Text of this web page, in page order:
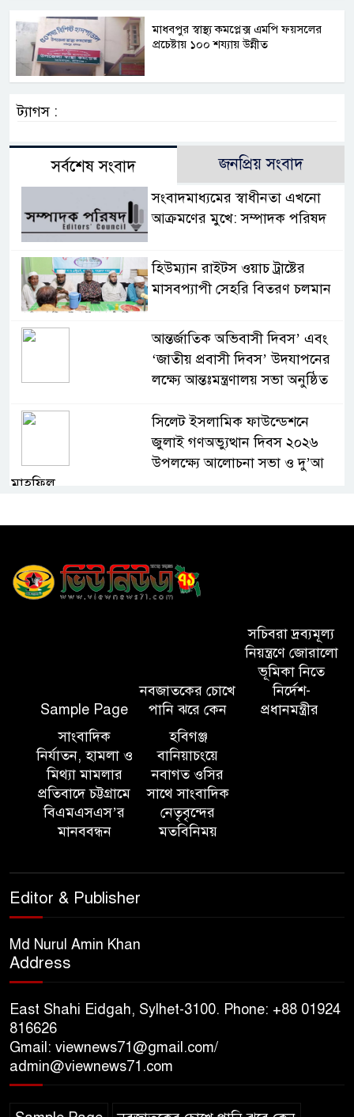
মাধবপুর স্বাস্থ্য কমপ্লেক্স এমপি ফয়সলের
প্রচেষ্টায় ১০০ শয্যায় উন্নীত
ট্যাগস :
সর্বশেষ সংবাদ জনপ্রিয় সংবাদ
সংবাদমাধ্যমের স্বাধীনতা এখনো
আক্রমণের মুখে: সম্পাদক পরিষদ
হিউম্যান রাইটস ওয়াচ ট্রাষ্টের
মাসবপ্যাপী সেহরি বিতরণ চলমান
আন্তর্জাতিক অভিবাসী দিবস’ এবং
‘জাতীয় প্রবাসী দিবস’ উদযাপনের
লক্ষ্যে আন্তঃমন্ত্রণালয় সভা অনুষ্ঠিত
সিলেট ইসলামিক ফাউন্ডেশনে
জুলাই গণঅভ্যুত্থান দিবস ২০২৬
উপলক্ষ্যে আলোচনা সভা ও দু’আ
মাহফিল
পরিবেশ রক্ষায় ব্যক্তিগত উদ্যোগ
বিভাগীয় কমিশনার
কমিশনার জুলাই স্মৃতিস্তম্ভে পুষ্পস্তবক
অর্পণ ও জুলাই গণঅভ্যুত্থানের
১০ লাখ টাকার চেক ডিজঅনার
মামলায় এক বছরের সাজা
‘সমন্বিত উদ্যোগেই গড়ে উঠবে
আধুনিক সিলেট’ – বাণিজ্যমন্ত্রী
আয়োজন ‘শ্রাবনের মেঘগুলো’
গভীর শ্রদ্ধা নিবেদন
শতাংশই সিলেটি
Sample Page
নবজাতকের চোখে
পানি ঝরে কেন
সচিবরা দ্রব্যমূল্য
নিয়ন্ত্রণে জোরালো
ভূমিকা নিতে
নির্দেশ-
প্রধানমন্ত্রীর
সাংবাদিক
নির্যাতন, হামলা ও
মিথ্যা মামলার
প্রতিবাদে চট্টগ্রামে
বিএমএসএস’র
মানববন্ধন
হবিগঞ্জ
বানিয়াচংয়ে
নবাগত ওসির
সাথে সাংবাদিক
নেতৃবৃন্দের
মতবিনিময়
Editor & Publisher
Md Nurul Amin Khan
Address
East Shahi Eidgah, Sylhet-3100. Phone: +88 01924
816626
Gmail: viewnews71@gmail.com/
admin@viewnews71.com